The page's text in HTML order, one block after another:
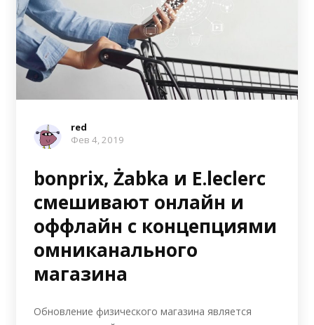
red
Фев 4, 2019
bonprix, Żabka и E.leclerc
смешивают онлайн и
оффлайн с концепциями
омниканального
магазина
Обновление физического магазина является